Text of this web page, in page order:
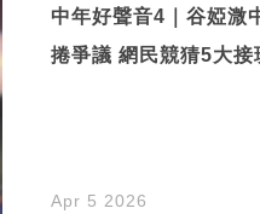
中年好聲音4｜谷婭溦中途
捲爭議 網民競猜5大接
Apr 5 2026